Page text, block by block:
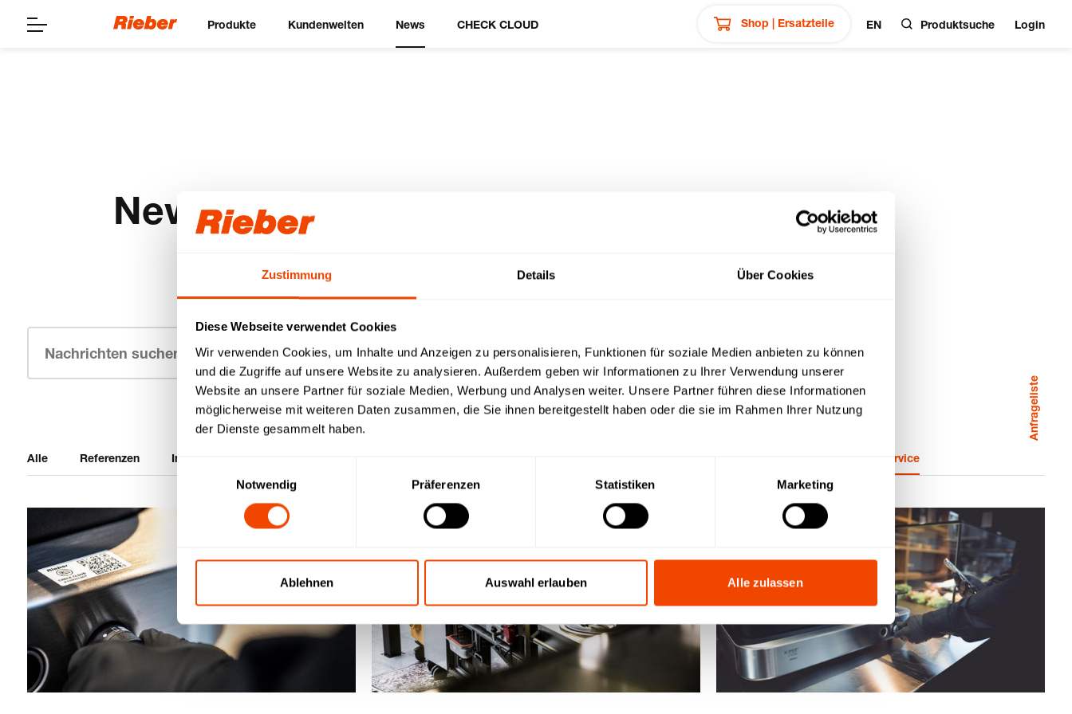
Zustimmung Details Über Cookies
Diese Webseite verwendet Cookies
Wir verwenden Cookies, um Inhalte und Anzeigen zu personalisieren, Funktionen für soziale Medien anbieten zu können
und die Zugriffe auf unsere Website zu analysieren. Außerdem geben wir Informationen zu Ihrer Verwendung unserer
Website an unsere Partner für soziale Medien, Werbung und Analysen weiter. Unsere Partner führen diese Informationen
möglicherweise mit weiteren Daten zusammen, die Sie ihnen bereitgestellt haben oder die sie im Rahmen Ihrer Nutzung
der Dienste gesammelt haben.
Einwilligungsauswahl
Notwendig
Präferenzen Statistiken Marketing
Ablehnen Auswahl erlauben Alle zulassen
Produkte Kundenwelten News CHECK CLOUD Shop | Ersatzteile EN Produktsuche Login
News
Suchen
Alle Referenzen Innovation Service
Anfrageliste